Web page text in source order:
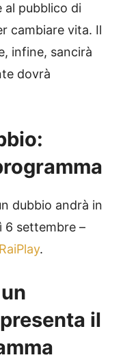
al pubblico di
cambiare vita. Il
infine, sancirà
dovrà
dubbio andrà in
6 settembre –
RaiPlay.
il